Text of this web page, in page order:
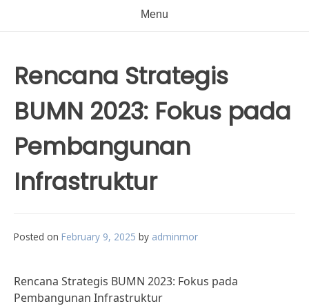
Menu
Rencana Strategis
BUMN 2023: Fokus pada
Pembangunan
Infrastruktur
Posted on February 9, 2025 by adminmor
Rencana Strategis BUMN 2023: Fokus pada
Pembangunan Infrastruktur